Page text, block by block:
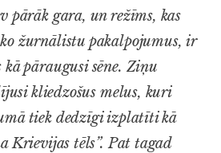
pārāk gara, un režīms, kas
žurnālistu pakalpojumus, ir
pāraugusi sēne. Ziņu
kliedzošus melus, kuri
tiek dedzīgi izplatīti kā
Krievijas tēls”. Pat tagad